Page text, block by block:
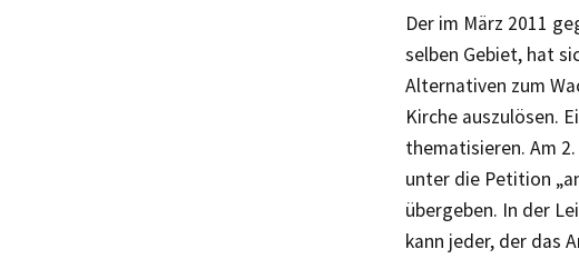
Der im März 2011
selben Gebiet, hat
Alternativen zum
Kirche auszulösen.
thematisieren. Am
unter die Petition
übergeben. In der
kann jeder, der das